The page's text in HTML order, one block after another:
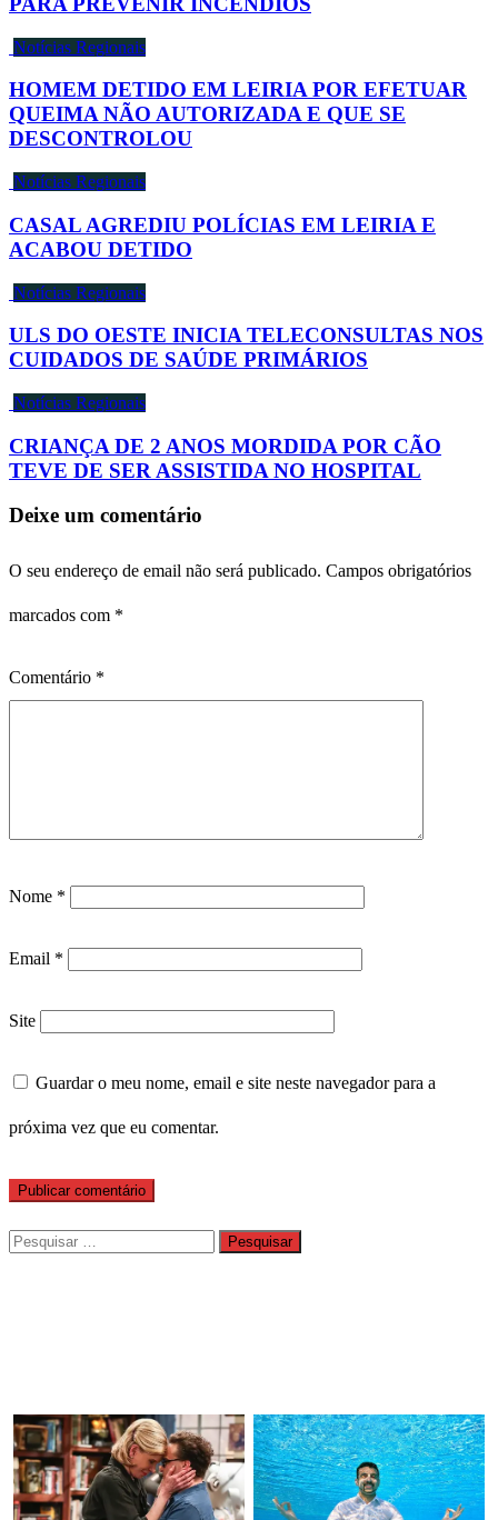
Notícias Regionais
HOMEM DETIDO EM LEIRIA POR EFETUAR
QUEIMA NÃO AUTORIZADA E QUE SE
DESCONTROLOU
Notícias Regionais
CASAL AGREDIU POLÍCIAS EM LEIRIA E
ACABOU DETIDO
Notícias Regionais
ULS DO OESTE INICIA TELECONSULTAS NOS
CUIDADOS DE SAÚDE PRIMÁRIOS
Notícias Regionais
CRIANÇA DE 2 ANOS MORDIDA POR CÃO
TEVE DE SER ASSISTIDA NO HOSPITAL
Deixe um comentário
O seu endereço de email não será publicado. Campos obrigatórios
marcados com *
Comentário *
Nome *
Email *
Site
Guardar o meu nome, email e site neste navegador para a
próxima vez que eu comentar.
Pesquisar
por: